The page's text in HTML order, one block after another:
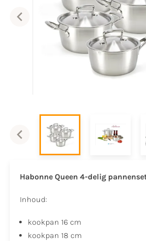
Habonne Queen 4-delig
Inhoud:
kookpan 16 cm
kookpan 18 cm